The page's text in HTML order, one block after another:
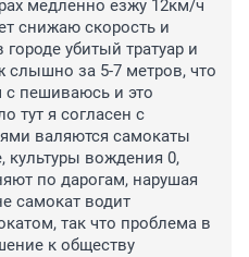
медленно езжу 12км/ч
снижаю скорость и
убитый тратуар и
слышно за 5-7 метров, что
с пешиваюсь и это
тут я согласен с
валяются самокаты
вождения 0,
по дарогам, нарушая
самокат водит
так что проблема в
к обществу